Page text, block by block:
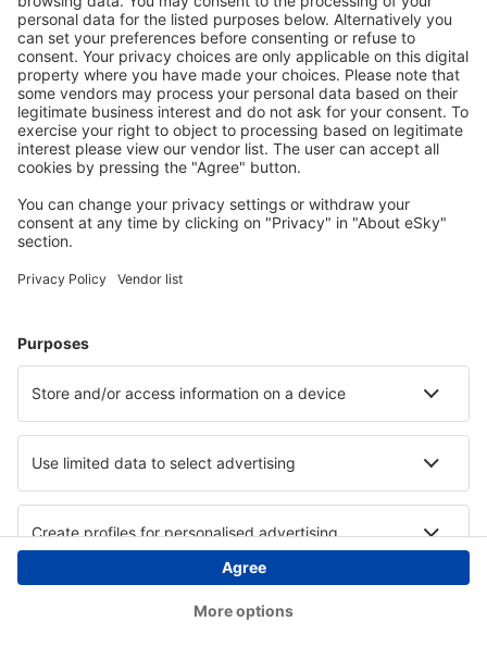
Bitte starten Sie Ihre Suche erneut mit anderen Suchkriterien.
Copyright © eSky.at. Alle Rechte vorbehalten.